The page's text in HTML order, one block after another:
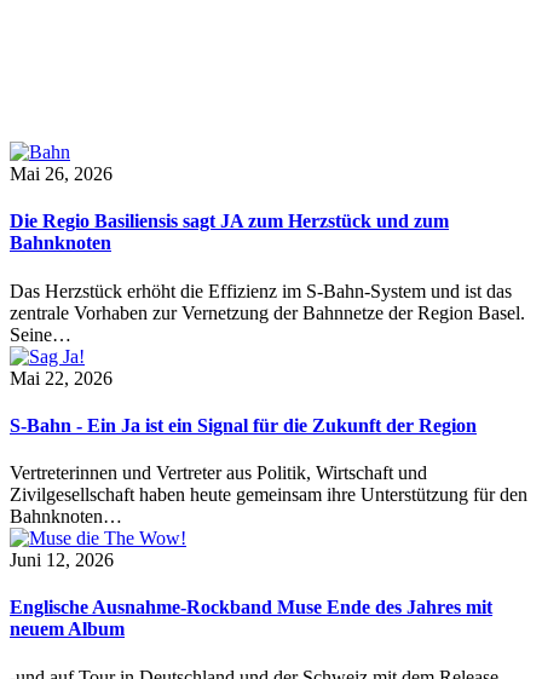
Mai 26, 2026
Die Regio Basiliensis sagt JA zum Herzstück und zum
Bahnknoten
Das Herzstück erhöht die Effizienz im S-Bahn-System und ist das
zentrale Vorhaben zur Vernetzung der Bahnnetze der Region Basel.
Seine…
Mai 22, 2026
S-Bahn - Ein Ja ist ein Signal für die Zukunft der Region
Vertreterinnen und Vertreter aus Politik, Wirtschaft und
Zivilgesellschaft haben heute gemeinsam ihre Unterstützung für den
Bahnknoten…
Juni 12, 2026
Englische Ausnahme-Rockband Muse Ende des Jahres mit
neuem Album